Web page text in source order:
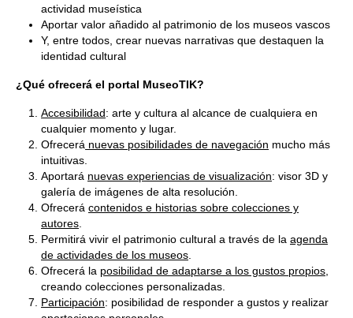
actividad museística
Aportar valor añadido al patrimonio de los museos vascos
Y, entre todos, crear nuevas narrativas que destaquen la
identidad cultural
¿Qué ofrecerá el portal MuseoTIK?
Accesibilidad: arte y cultura al alcance de cualquiera en
cualquier momento y lugar.
Ofrecerá nuevas posibilidades de navegación mucho más
intuitivas.
Aportará nuevas experiencias de visualización: visor 3D y
galería de imágenes de alta resolución.
Ofrecerá contenidos e historias sobre colecciones y
autores
Permitirá vivir el patrimonio cultural a través de la agenda
de actividades de los museos
Ofrecerá la posibilidad de adaptarse a los gustos propios
creando colecciones personalizadas.
Participación: posibilidad de responder a gustos y realizar